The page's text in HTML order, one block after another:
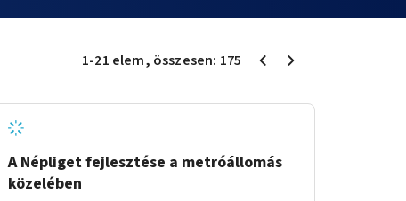
1-21 elem, összesen: 175
A Népliget fejlesztése a metróállomás
közelében